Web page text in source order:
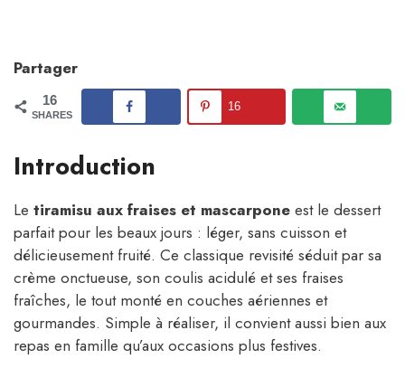
Partager
16
SHARES
16
Introduction
Le tiramisu aux fraises et mascarpone est le dessert
parfait pour les beaux jours : léger, sans cuisson et
délicieusement fruité. Ce classique revisité séduit par sa
crème onctueuse, son coulis acidulé et ses fraises
fraîches, le tout monté en couches aériennes et
gourmandes. Simple à réaliser, il convient aussi bien aux
repas en famille qu’aux occasions plus festives.